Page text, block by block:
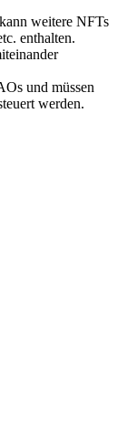
weitere NFTs
enthalten.
und müssen
werden.